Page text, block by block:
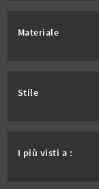
Materiale
Stile
I più visti a :